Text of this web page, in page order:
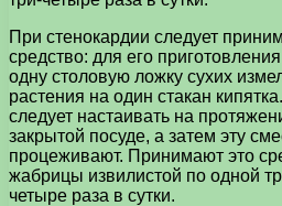
При стенокардии следует
средство: для его
одну столовую ложку сухих
растения на один стакан
следует настаивать на
закрытой посуде, а затем эту
процеживают. Принимают это
жабрицы извилистой по одной
четыре раза в сутки.